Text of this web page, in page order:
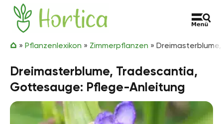
Zum Inhalt springen
Hortica
» Pflanzenlexikon » Zimmerpflanzen »
Dreimasterblume, Tradescantia,
Gottesauge: Pflege-Anleitung